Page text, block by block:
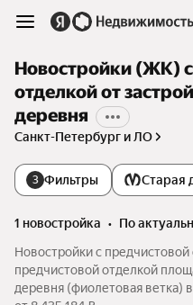
Новостройки (ЖК)
отделкой от
деревня
Санкт-Петербург и ЛО
3 Фильтры Старая
1 новостройка •
по
Новостройки с
предчистовой отделкой
деревня (фиолетовая ветка)